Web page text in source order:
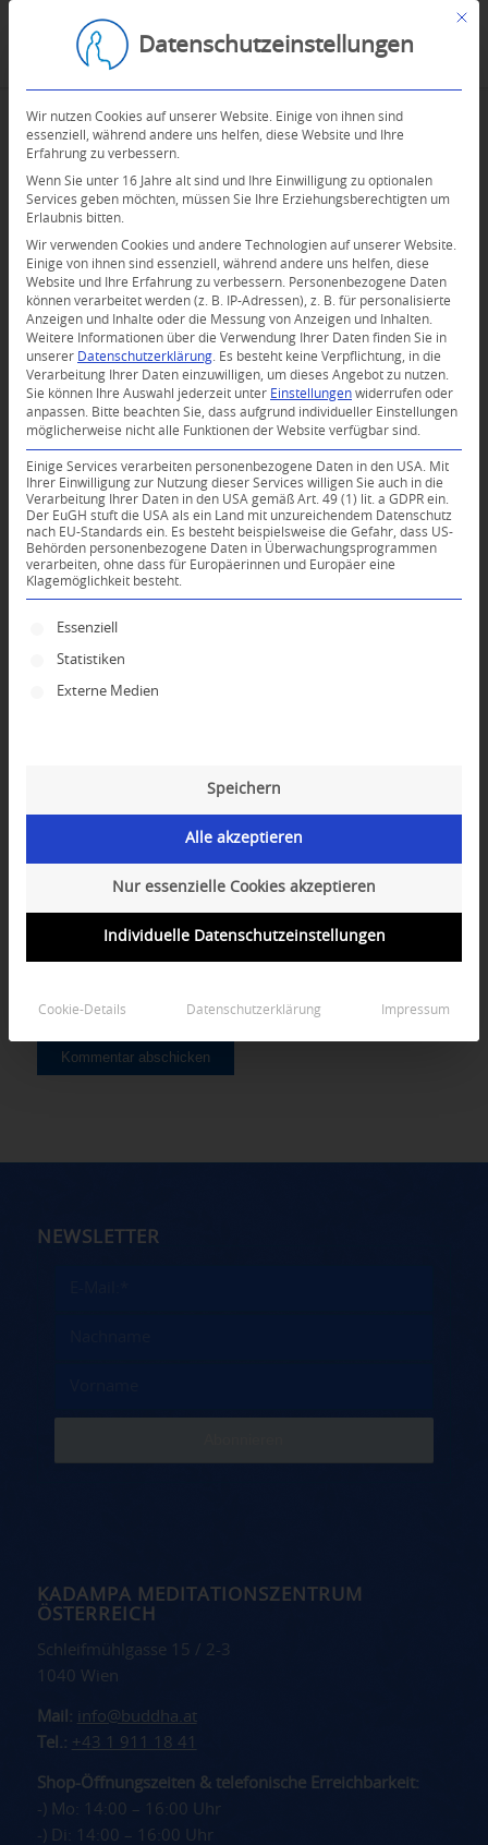
0
KOMMENTARE
Dein Kommentar
An Diskussion beteiligen?
Hinterlassen Sie uns Ihren Kommentar!
NEWSLETTER
KADAMPA MEDITATIONSZENTRUM
ÖSTERREICH
Schleifmühlgasse 15 / 2-3
1040 Wien
Mail: info@buddha.at
Tel.: +43 1 911 18 41
Shop-Öffnungszeiten & telefonische Erreichbarkeit:
-) Mo: 14:00 – 16:00 Uhr
-) Di: 14:00 – 16:00 Uhr
Mit
Datenschutzeinstellungen
Wir nutzen Cookies auf unserer Website. Einige von ihnen sind
essenziell, während andere uns helfen, diese Website und Ihre
Erfahrung zu verbessern.
Wenn Sie unter 16 Jahre alt sind und Ihre Einwilligung zu optionalen
Services geben möchten, müssen Sie Ihre Erziehungsberechtigten um
Erlaubnis bitten.
Wir verwenden Cookies und andere Technologien auf unserer Website.
Einige von ihnen sind essenziell, während andere uns helfen, diese
Website und Ihre Erfahrung zu verbessern.
Personenbezogene Daten
können verarbeitet werden (z. B. IP-Adressen), z. B. für personalisierte
Anzeigen und Inhalte oder die Messung von Anzeigen und Inhalten.
Weitere Informationen über die Verwendung Ihrer Daten finden Sie in
unserer Datenschutzerklärung
Es besteht keine Verpflichtung, in die
Verarbeitung Ihrer Daten einzuwilligen, um dieses Angebot zu nutzen.
Sie können Ihre Auswahl jederzeit unter Einstellungen widerrufen oder
anpassen.
Bitte beachten Sie, dass aufgrund individueller Einstellungen
möglicherweise nicht alle Funktionen der Website verfügbar sind.
Einige Services verarbeiten personenbezogene Daten in den USA. Mit
Ihrer Einwilligung zur Nutzung dieser Services willigen Sie auch in die
Verarbeitung Ihrer Daten in den USA gemäß Art. 49 (1) lit. a GDPR ein.
Der EuGH stuft die USA als ein Land mit unzureichendem Datenschutz
nach EU-Standards ein. Es besteht beispielsweise die Gefahr, dass US-
Behörden personenbezogene Daten in Überwachungsprogrammen
verarbeiten, ohne dass für Europäerinnen und Europäer eine
Klagemöglichkeit besteht.
Es folgt eine Liste der Service-Gruppen, für die
Essenziell
Statistiken
Externe Medien
Speichern
Alle akzeptieren
Nur essenzielle Cookies akzeptieren
Individuelle Datenschutzeinstellungen
Cookie-Details Datenschutzerklärung Impressum